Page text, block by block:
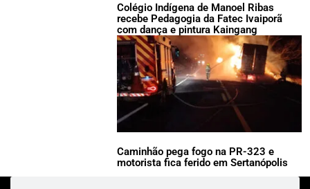
Colégio Indígena de Manoel Ribas
recebe Pedagogia da Fatec Ivaiporã
com dança e pintura Kaingang
Caminhão pega fogo na PR-323 e
motorista fica ferido em Sertanópolis